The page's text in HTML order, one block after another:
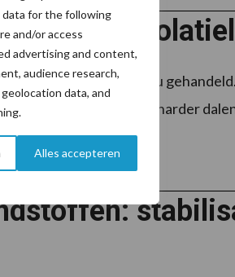
for the following
and/or access
advertising and content,
audience research,
data, and
Alles accepteren
hetzelfde niveau
voor de termijn iets harder